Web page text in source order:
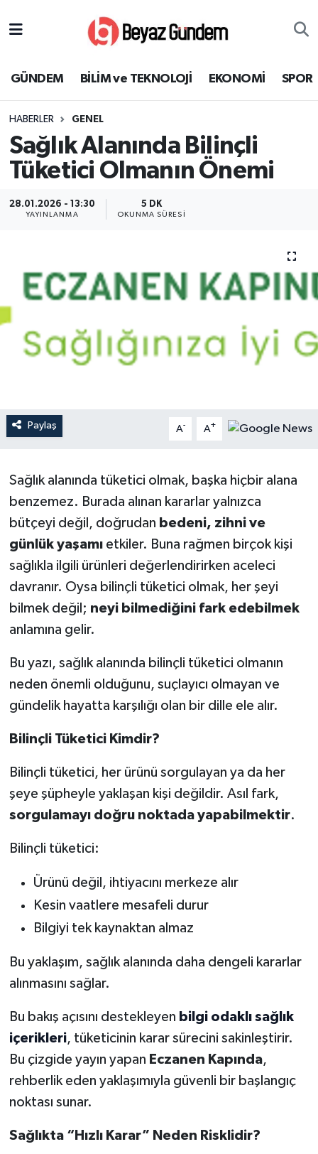
GÜNDEM BİLİM ve TEKNOLOJİ EKONOMİ SPOR
HABERLER GENEL
Sağlık Alanında Bilinçli
Tüketici Olmanın Önemi
28.01.2026 - 13:30
YAYINLANMA
5 DK
OKUNMA SÜRESI
Paylaş A- A+
Sağlık alanında tüketici olmak, başka hiçbir alana
benzemez. Burada alınan kararlar yalnızca
bütçeyi değil, doğrudan bedeni, zihni ve
günlük yaşamıetkiler. Buna rağmen birçok kişi
sağlıkla ilgili ürünleri değerlendirirken aceleci
davranır. Oysa bilinçli tüketici olmak, her şeyi
bilmek değil; neyi bilmediğini fark edebilmek
anlamına gelir.
Bu yazı, sağlık alanında bilinçli tüketici olmanın
neden önemli olduğunu, suçlayıcı olmayan ve
gündelik hayatta karşılığı olan bir dille ele alır.
Bilinçli Tüketici Kimdir?
Bilinçli tüketici, her ürünü sorgulayan ya da her
şeye şüpheyle yaklaşan kişi değildir. Asıl fark,
sorgulamayı doğru noktada yapabilmektir.
Bilinçli tüketici:
Ürünü değil, ihtiyacını merkeze alır
Kesin vaatlere mesafeli durur
Bilgiyi tek kaynaktan almaz
Bu yaklaşım, sağlık alanında daha dengeli kararlar
alınmasını sağlar.
Bu bakış açısını destekleyen bilgi odaklı sağlık
içerikleri, tüketicinin karar sürecini sakinleştirir.
Bu çizgide yayın yapan Eczanen Kapında,
rehberlik eden yaklaşımıyla güvenli bir başlangıç
noktası sunar.
Sağlıkta “Hızlı Karar” Neden Risklidir?
EKONOMİ
SPOR
SAĞLIK
KÜLTÜR SANAT
YEREL
Süper Lig Puan Durumu ve Fikstür
Tüm Manşetler
Son Dakika Haberleri